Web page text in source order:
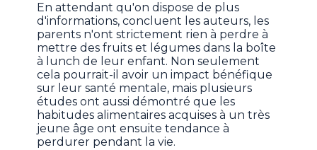
En attendant qu'on dispose de plus
d'informations, concluent les auteurs, les
parents n'ont strictement rien à perdre à
mettre des fruits et légumes dans la boîte
à lunch de leur enfant. Non seulement
cela pourrait-il avoir un impact bénéfique
sur leur santé mentale, mais plusieurs
études ont aussi démontré que les
habitudes alimentaires acquises à un très
jeune âge ont ensuite tendance à
perdurer pendant la vie.